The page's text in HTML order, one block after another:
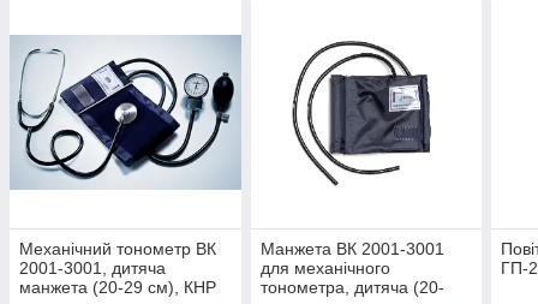
Механічний тонометр ВК
2001-3001, дитяча
манжета (20-29 см), КНР
Манжета ВК 2001-3001
для механічного
тонометра, дитяча (20-
ГП-